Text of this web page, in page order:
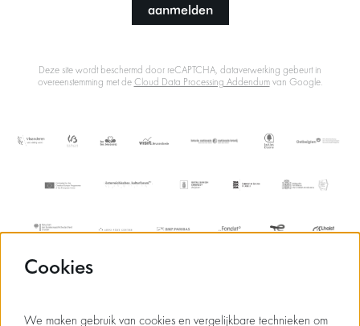
aanmelden
Deze site wordt beschermd door reCAPTCHA, dataverwerking gebeurt in
overeenstemming met de Cloud Data Processing Addendumvan Google.
Cookies
We maken gebruik van cookies en vergelijkbare technieken om